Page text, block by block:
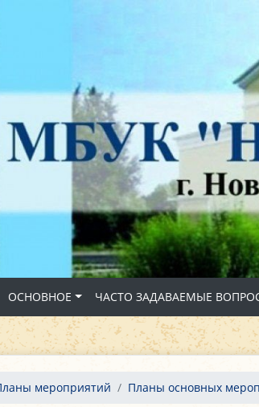
ОСНОВНОЕ ЧАСТО ЗАДАВАЕМЫЕ
мероприятий Планы основных